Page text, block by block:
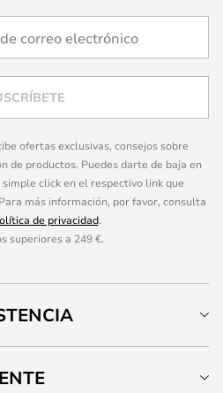
ofertas exclusivas, consejos sobre
de productos. Puedes darte de baja en
click en el respectivo link que
más información, por favor, consulta
de privacidad.
superiores a 249 €.